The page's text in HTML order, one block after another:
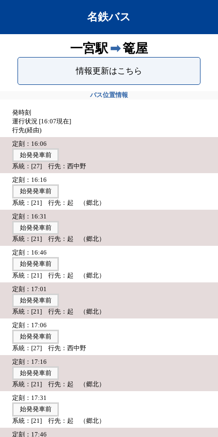
名鉄バス
一宮駅➡篭屋
情報更新はこちら
バス位置情報
発時刻
運行状況 [16:07現在]
行先(経由)
定刻：16:06
始発発車前
系統：[27] 行先：西中野
定刻：16:16
始発発車前
系統：[21] 行先：起 （郷北）
定刻：16:31
始発発車前
系統：[21] 行先：起 （郷北）
定刻：16:46
始発発車前
系統：[21] 行先：起 （郷北）
定刻：17:01
始発発車前
系統：[21] 行先：起 （郷北）
定刻：17:06
始発発車前
系統：[27] 行先：西中野
定刻：17:16
始発発車前
系統：[21] 行先：起 （郷北）
定刻：17:31
始発発車前
系統：[21] 行先：起 （郷北）
定刻：17:46